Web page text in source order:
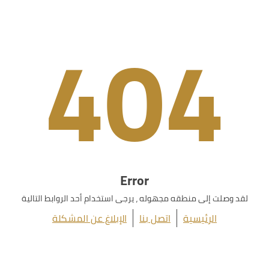
404
Error
لقد وصلت إلى منطقه مجهوله ، يرجى استخدام أحد الروابط التالية
الرئيسية اتصل بنا الإبلاغ عن المشكلة